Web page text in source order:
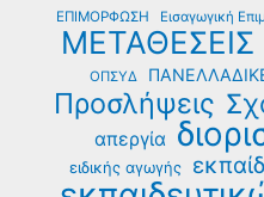
ΕΠΙΜΟΡΦΩΣΗ Εισαγωγική
ΜΕΤΑΘΕΣΕΙΣ
ΟΠΣΥΔ
Προσλήψεις
απεργία
ειδικής αγωγής